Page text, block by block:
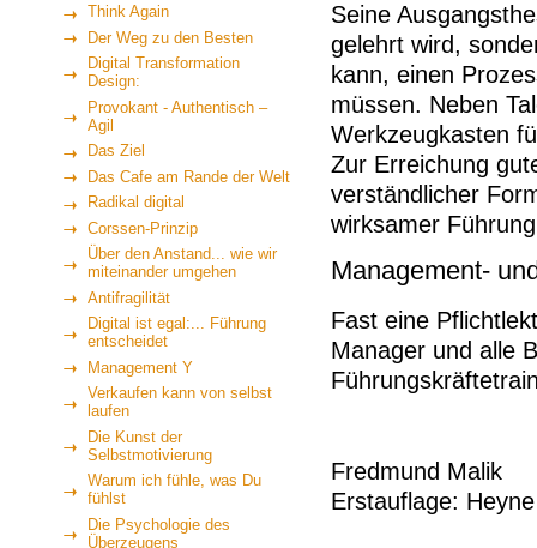
Think Again
Der Weg zu den Besten
Digital Transformation
Design:
Provokant - Authentisch –
Agil
Das Ziel
Das Cafe am Rande der Welt
Radikal digital
Corssen-Prinzip
Über den Anstand... wie wir
miteinander umgehen
Antifragilität
Digital ist egal:... Führung
entscheidet
Management Y
Verkaufen kann von selbst
laufen
Die Kunst der
Selbstmotivierung
Warum ich fühle, was Du
fühlst
Die Psychologie des
Überzeugens
Seine
gelehrt wird,
kann, einen
müssen. Neben
Werkzeugkasten
Zur Erreichung
verständlicher
wirksamer
Management-
Fast eine
Manager und alle
Fredmund Malik
Erstauflage: